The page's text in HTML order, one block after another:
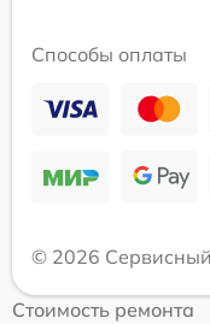
Способы оплаты
© 2026 Сервисный
Стоимость ремонта